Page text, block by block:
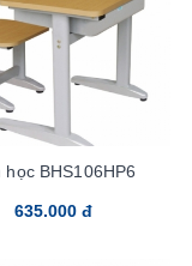
học BHS106HP6
635.000 đ